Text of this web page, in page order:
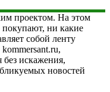
проектом. На этом
покупают, ни какие
собой ленту
искажения,
новостей